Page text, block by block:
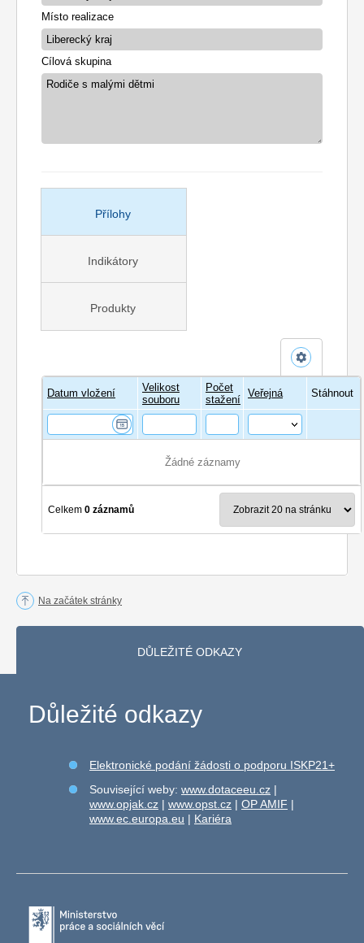
Místo realizace
Cílová skupina
Přílohy
Indikátory
Produkty
Název
Datum vložení
Velikost
souboru
Počet
stažení
Veřejná Stáhnout
Žádné záznamy
Celkem 0 záznamů
Na začátek stránky
DŮLEŽITÉ ODKAZY
Důležité odkazy
Elektronické podání žádosti o podporu ISKP21+
Související weby: www.dotaceeu.cz |
www.opjak.cz | www.opst.cz | OP AMIF |
www.ec.europa.eu | Kariéra